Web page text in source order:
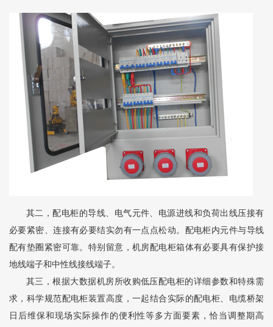
其二，配电柜的导线、电气元件、电源进线和负荷出线压接有
必要紧密、连接有必要结实勿有一点点松动。配电柜内元件与导线
配有垫圈紧密可靠。特别留意，机房配电柜箱体有必要具有保护接
地线端子和中性线接线端子。
其三，根据大数据机房所收购低压配电柜的详细参数和特殊需
求，科学规范配电柜装置高度，一起结合实际的配电柜、电缆桥架
日后维保和现场实际操作的便利性等多方面要素，恰当调整期高